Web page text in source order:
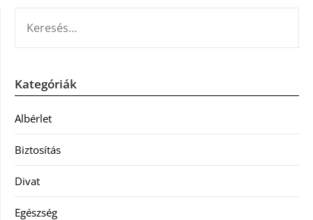
Kategóriák
Albérlet
Biztosítás
Divat
Egészség